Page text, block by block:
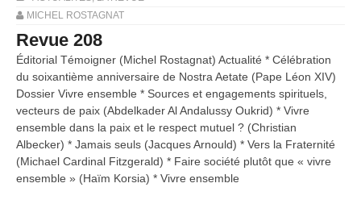
MICHEL ROSTAGNAT
Revue 208
Éditorial Témoigner (Michel Rostagnat) Actualité * Célébration
du soixantième anniversaire de Nostra Aetate (Pape Léon XIV)
Dossier Vivre ensemble * Sources et engagements spirituels,
vecteurs de paix (Abdelkader Al Andalussy Oukrid) * Vivre
ensemble dans la paix et le respect mutuel ? (Christian
Albecker) * Jamais seuls (Jacques Arnould) * Vers la Fraternité
(Michael Cardinal Fitzgerald) * Faire société plutôt que « vivre
ensemble » (Haïm Korsia) * Vivre ensemble